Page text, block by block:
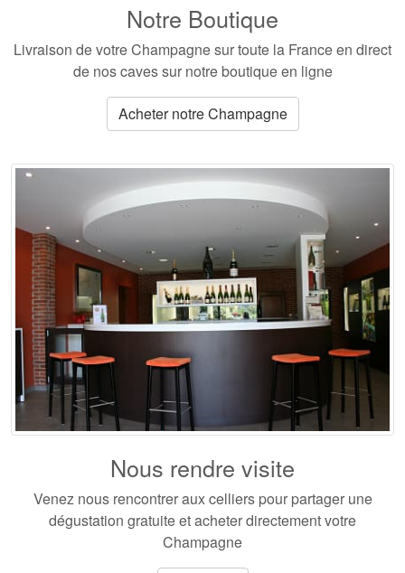
Notre Boutique
Livraison de votre Champagnesur toute la France en direct
de nos caves sur notre boutique en ligne
Acheter notre Champagne
Nous rendre visite
Venez nous rencontrer aux celliers pour partager une
dégustation gratuite et acheter directement votre
Champagne